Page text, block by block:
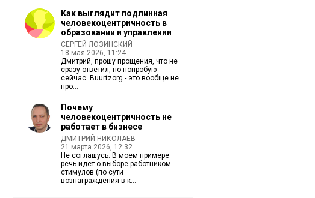
Как выглядит подлинная
человекоцентричность в
образовании и управлении
СЕРГЕЙ ЛОЗИНСКИЙ
18 мая 2026, 11:24
Дмитрий, прошу прощения, что не
сразу ответил, но попробую
сейчас. Buurtzorg - это вообще не
про...
Почему
человекоцентричность не
работает в бизнесе
ДМИТРИЙ НИКОЛАЕВ
21 марта 2026, 12:32
Не соглашусь. В моем примере
речь идет о выборе работником
стимулов (по сути
вознаграждения в к...